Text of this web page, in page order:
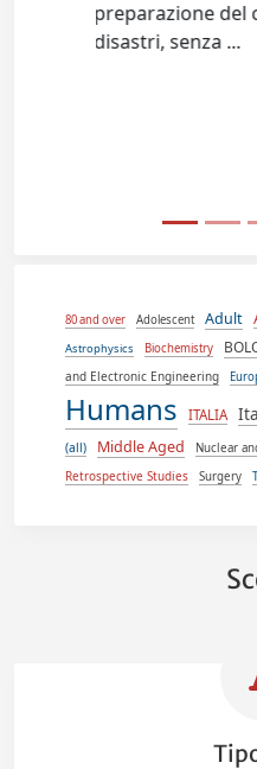
stress,
mitochondrial
80 and over Adolescent Adult
Astrophysics
Biochemistry
and Electronic Engineering
Humans ITALIA
(all)
Middle Aged Nuclear
Retrospective Studies Surgery